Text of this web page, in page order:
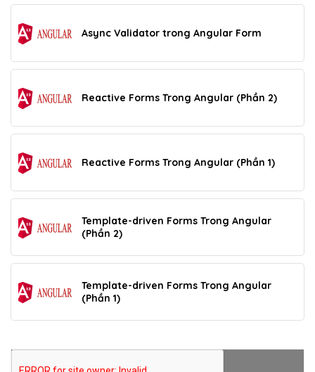
Async Validator trong Angular Form
Reactive Forms Trong Angular (Phần 2)
Reactive Forms Trong Angular (Phần 1)
Template-driven Forms Trong Angular
(Phần 2)
Template-driven Forms Trong Angular
(Phần 1)
THÊM BÌNH LUẬN